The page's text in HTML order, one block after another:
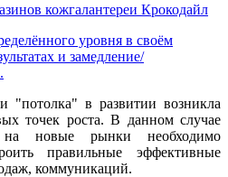
кожгалантереи Крокодайл
уровня в своём
и замедление/
"потолка" в развитии возникла
точек роста. В данном случае
новые рынки необходимо
правильные эффективные
коммуникаций.